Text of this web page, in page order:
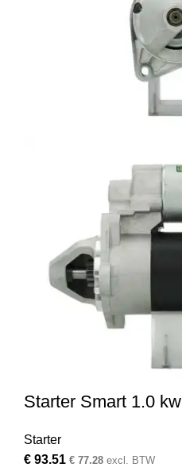
Starter Smart 1.0 kw
Starter
€ 93.51 € 77.28 excl. BTW